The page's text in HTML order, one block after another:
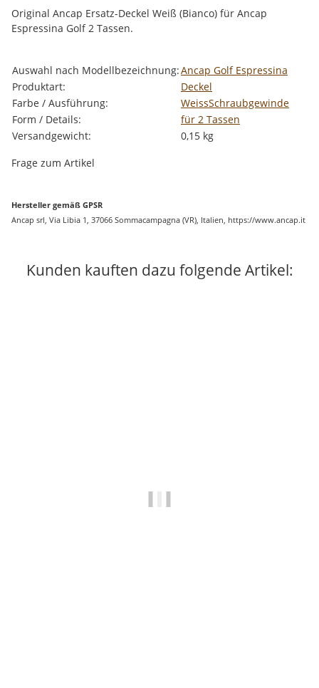
Original Ancap Ersatz-Deckel Weiß (Bianco) für Ancap
Espressina Golf 2 Tassen.
Produkteigenschaft
Wert
Auswahl nach Modellbezeichnung:Ancap Golf Espressina
Produktart:
Deckel
Farbe / Ausführung:
WeissSchraubgewinde
Form / Details:
für 2 Tassen
Versandgewicht:
0,15 kg
Frage zum Artikel
Hersteller gemäß GPSR
Ancap srl, Via Libia 1, 37066 Sommacampagna (VR), Italien, https://www.ancap.it
Kunden kauften dazu folgende Artikel: